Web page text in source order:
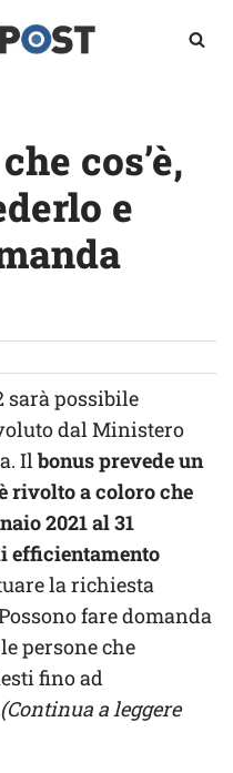
cos’è,
e
sarà possibile
dal Ministero
Ilbonus prevede un
rivolto a coloro che
2021 al 31
efficientamento
la richiesta
fare domanda
persone che
fino ad
(Continua a leggere